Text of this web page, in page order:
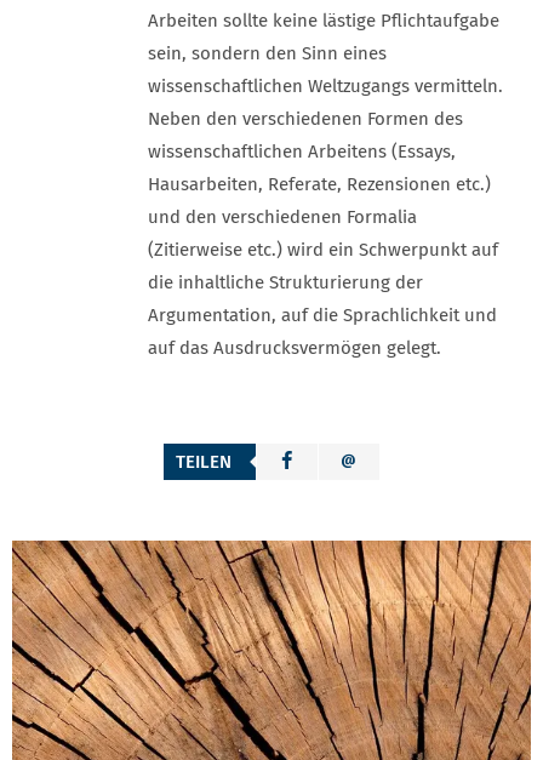
Arbeiten sollte keine lästige Pflichtaufgabe
sein, sondern den Sinn eines
wissenschaftlichen Weltzugangs vermitteln.
Neben den verschiedenen Formen des
wissenschaftlichen Arbeitens (Essays,
Hausarbeiten, Referate, Rezensionen etc.)
und den verschiedenen Formalia
(Zitierweise etc.) wird ein Schwerpunkt auf
die inhaltliche Strukturierung der
Argumentation, auf die Sprachlichkeit und
auf das Ausdrucksvermögen gelegt.
TEILEN